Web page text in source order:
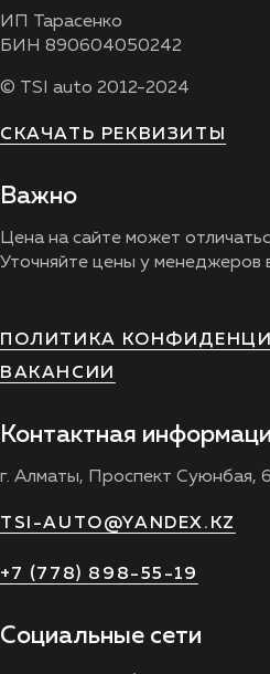
ИП Тарасенко
БИН 890604050242
© TSI auto 2012-2024
СКАЧАТЬ РЕКВИЗИТЫ
Важно
Цена на сайте может
Уточняйте цены у менеджеров
ПОЛИТИКА
ВАКАНСИИ
Контактная
г. Алматы, Проспект Суюнбая,
TSI-AUTO@YANDEX.KZ
+7 (778) 898-55-19
Социальные сети